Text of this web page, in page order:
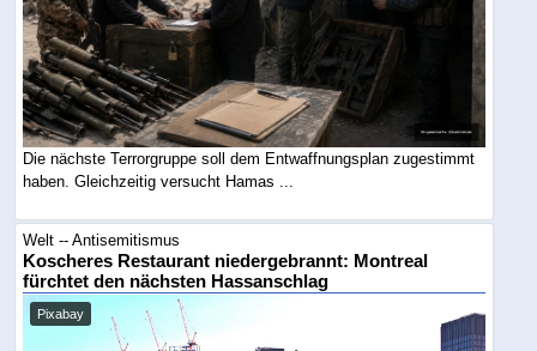
Die nächste Terrorgruppe soll dem Entwaffnungsplan zugestimmt
haben. Gleichzeitig versucht Hamas ...
Welt -- Antisemitismus
Koscheres Restaurant niedergebrannt: Montreal
fürchtet den nächsten Hassanschlag
Pixabay